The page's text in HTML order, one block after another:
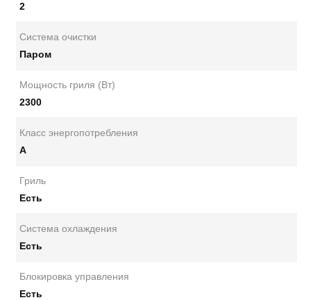
2
Система очистки
Паром
Мощность гриля (Вт)
2300
Класс энергопотребления
A
Гриль
Есть
Система охлаждения
Есть
Блокировка управления
Есть